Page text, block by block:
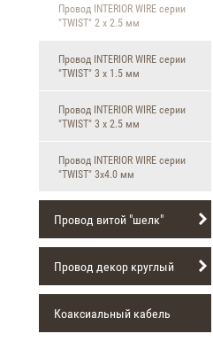
Провод INTERIOR WIRE серии
"TWIST" 2 х 2.5 мм
Провод INTERIOR WIRE серии
"TWIST" 3 х 1.5 мм
Провод INTERIOR WIRE серии
"TWIST" 3 х 2.5 мм
Провод INTERIOR WIRE серии
"TWIST" 3х4.0 мм
Провод витой "шелк"
Провод декор круглый
Коаксиальный кабель